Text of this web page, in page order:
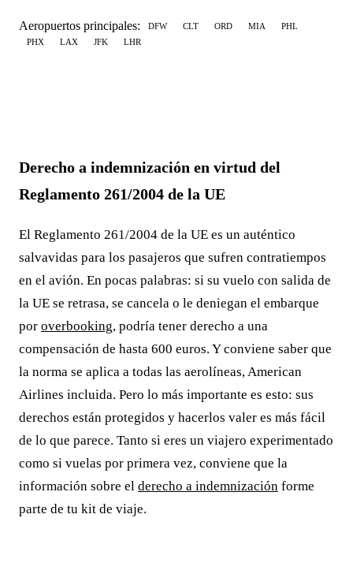
Aeropuertos principales: DFW CLT ORD MIA
PHL
PHX
LAX JFK LHR
Derecho a indemnización en virtud del
Reglamento 261/2004 de la UE
El Reglamento 261/2004 de la UE es un auténtico
salvavidas para los pasajeros que sufren contratiempos
en el avión. En pocas palabras: si su vuelo con salida de
la UE se retrasa, se cancela o le deniegan el embarque
por overbooking, podría tener derecho a una
compensación de hasta 600 euros. Y conviene saber que
la norma se aplica a todas las aerolíneas, American
Airlines incluida. Pero lo más importante es esto: sus
derechos están protegidos y hacerlos valer es más fácil
de lo que parece. Tanto si eres un viajero experimentado
como si vuelas por primera vez, conviene que la
información sobre el derecho a indemnización forme
parte de tu kit de viaje.